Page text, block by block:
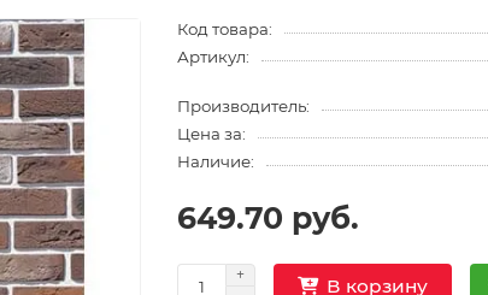
Код товара:
Артикул:
Производитель:
Цена за:
Наличие:
649.70 руб.
В корзину